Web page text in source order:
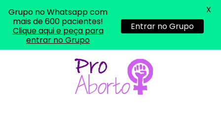
Grupo no Whatsapp com
mais de 600 pacientes!
Clique aqui e peça para
entrar no Grupo
Entrar no Grupo
X
... (1998989**** em
http://www.proaborto.com)
"só de ter dúvida já é uma
22/05/2026 16:35:20